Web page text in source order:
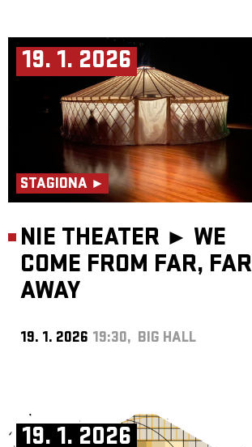
19. 1. 2026
STAGIONA ►
NIE THEATER ► WE
COME FROM FAR, FAR
AWAY
19. 1. 2026 19:30, BIG HALL
19. 1. 2026